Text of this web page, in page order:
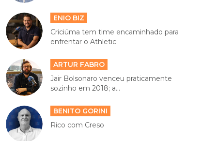
ENIO BIZ
Criciúma tem time encaminhado para
enfrentar o Athletic
ARTUR FABRO
Jair Bolsonaro venceu praticamente
sozinho em 2018; a...
BENITO GORINI
Rico com Creso